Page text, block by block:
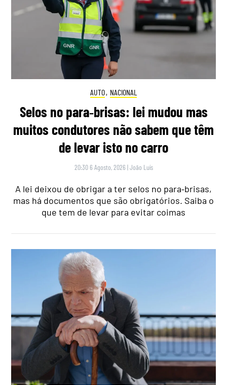
AUTO, NACIONAL
Selos no para‑brisas: lei mudou mas
muitos condutores não sabem que têm
de levar isto no carro
20:30 6 Agosto, 2026 |João Luís
A lei deixou de obrigar a ter selos no para‑brisas,
mas há documentos que são obrigatórios. Saiba o
que tem de levar para evitar coimas